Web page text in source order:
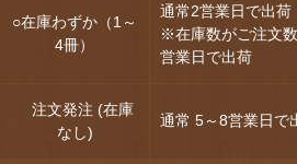
○在庫わずか（1～
4冊）
通常2営業日で出荷
※在庫数がご注文
営業日で出荷
注文発注 (在庫
なし)
通常 5～8営業日で